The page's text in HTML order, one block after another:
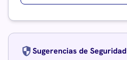
securitySugerencias de Seguridad